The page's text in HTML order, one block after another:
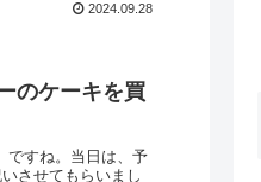
2024.09.28
のケーキを買
ですね。当日は、予
させてもらいまし